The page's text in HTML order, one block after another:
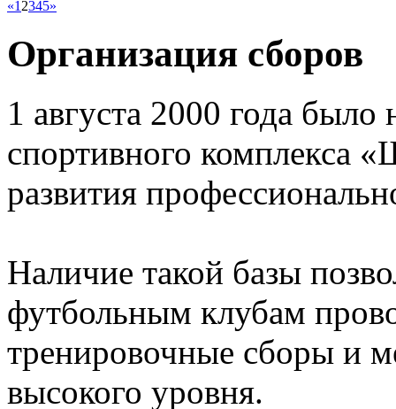
«1 2345»
Организация сборов
1 августа 2000 года было
спортивного комплекса
развития
Наличие такой базы
футбольным клубам
тренировочные сборы и
высокого уровня.